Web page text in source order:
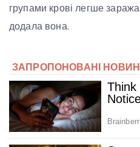
групами крові легше
додала вона.